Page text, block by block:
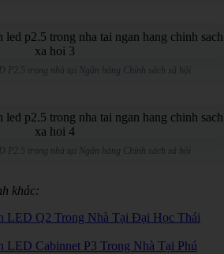
P2.5 trong nhà tại Ngân hàng Chính sách xã hội
P2.5 trong nhà tại Ngân hàng Chính sách xã hội
khác:
LED Q2 Trong Nhà Tại Đại Học Thái
LED Cabinnet P3 Trong Nhà Tại Phú